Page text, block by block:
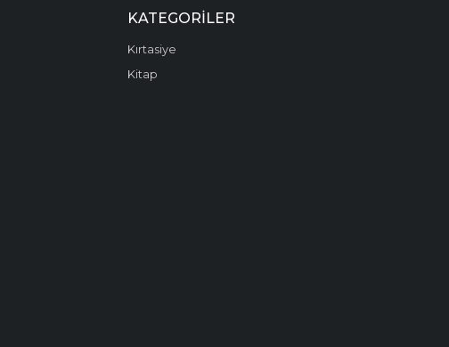
KATEGORILER
Kırtasiye
Kitap